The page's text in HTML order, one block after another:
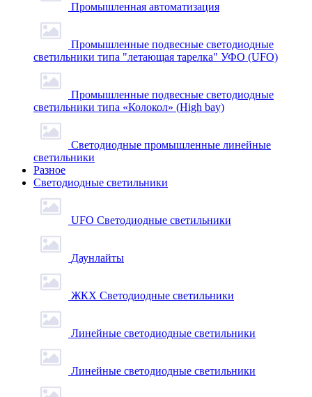
Промышленная автоматизация
Промышленные подвесные cветодиодные
светильники типа "летающая тарелка" УФО (UFO)
Промышленные подвесные cветодиодные
светильники типа «Колокол» (High bay)
Светодиодные промышленные линейные
светильники
Разное
Светодиодные светильники
UFO Светодиодные светильники
Даунлайты
ЖКХ Светодиодные светильники
Линейные светодиодные светильники
Линейные светодиодные светильники